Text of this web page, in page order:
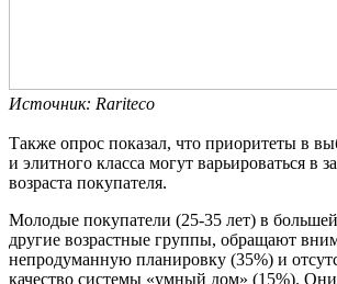
Источник: Rariteco
Также опрос показал, что приоритеты в
и элитного класса могут варьироваться в
возраста покупателя.
Молодые покупатели (25-35 лет) в
другие возрастные группы, обращают
непродуманную планировку (35%) и
качество системы «умный дом» (15%).